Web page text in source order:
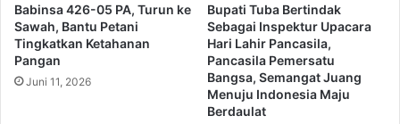
Babinsa 426-05 PA, Turun ke
Sawah, Bantu Petani
Tingkatkan Ketahanan
Pangan
Juni 11, 2026
Bupati Tuba Bertindak
Sebagai Inspektur Upacara
Hari Lahir Pancasila,
Pancasila Pemersatu
Bangsa, Semangat Juang
Menuju Indonesia Maju
Berdaulat